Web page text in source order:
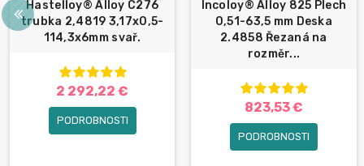
Hastelloy® Alloy C276
trubka 2,4819 3,17x0,5-
114,3x6mm svař.
2 292,22 €
PODROBNOSTI
Incoloy® Alloy 825 Plech
0,51-63,5 mm Deska
2.4858 Řezaná na
rozměr...
823,53 €
PODROBNOSTI